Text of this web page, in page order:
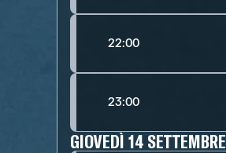
22:00
23:00
GIOVEDÌ 14 SETTEMBRE